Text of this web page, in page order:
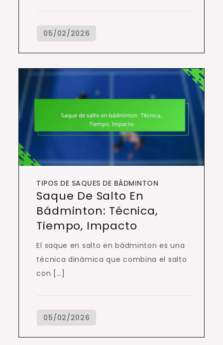
TIPOS DE SAQUES DE BÁDMINTON
Saque De Salto En
Bádminton: Técnica,
Tiempo, Impacto
El saque en salto en bádminton es una
técnica dinámica que combina el salto
con […]